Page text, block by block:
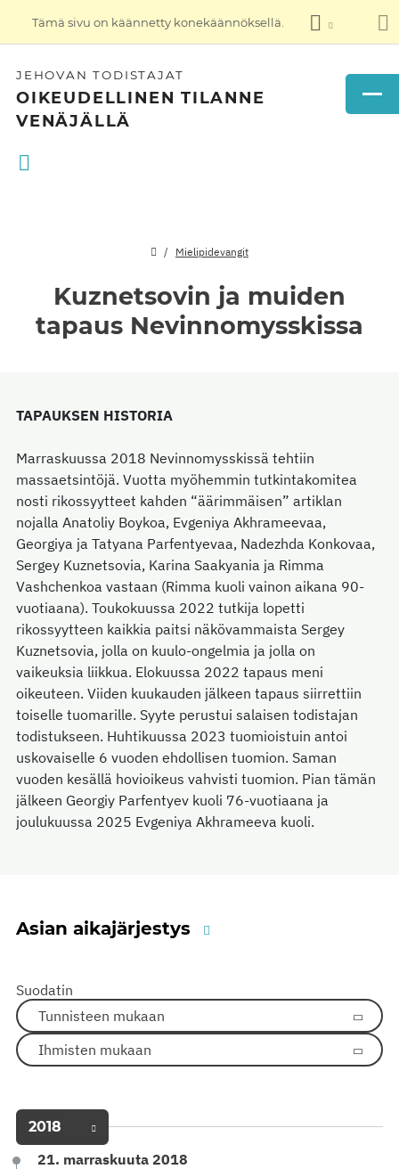
Tämä sivu on käännetty konekäännöksellä.
JEHOVAN TODISTAJAT
OIKEUDELLINEN TILANNE
VENÄJÄLLÄ
Mielipidevangit
Kuznetsovin ja muiden
tapaus Nevinnomysskissa
TAPAUKSEN HISTORIA
Marraskuussa 2018 Nevinnomysskissä tehtiin
massaetsintöjä. Vuotta myöhemmin tutkintakomitea
nosti rikossyytteet kahden “äärimmäisen” artiklan
nojalla Anatoliy Boykoa, Evgeniya Akhrameevaa,
Georgiya ja Tatyana Parfentyevaa, Nadezhda Konkovaa,
Sergey Kuznetsovia, Karina Saakyania ja Rimma
Vashchenkoa vastaan (Rimma kuoli vainon aikana 90-
vuotiaana). Toukokuussa 2022 tutkija lopetti
rikossyytteen kaikkia paitsi näkövammaista Sergey
Kuznetsovia, jolla on kuulo-ongelmia ja jolla on
vaikeuksia liikkua. Elokuussa 2022 tapaus meni
oikeuteen. Viiden kuukauden jälkeen tapaus siirrettiin
toiselle tuomarille. Syyte perustui salaisen todistajan
todistukseen. Huhtikuussa 2023 tuomioistuin antoi
uskovaiselle 6 vuoden ehdollisen tuomion. Saman
vuoden kesällä hovioikeus vahvisti tuomion. Pian tämän
jälkeen Georgiy Parfentyev kuoli 76-vuotiaana ja
joulukuussa 2025 Evgeniya Akhrameeva kuoli.
Asian aikajärjestys
Suodatin
Tunnisteen mukaan
Ihmisten mukaan
2018
21. marraskuuta 2018